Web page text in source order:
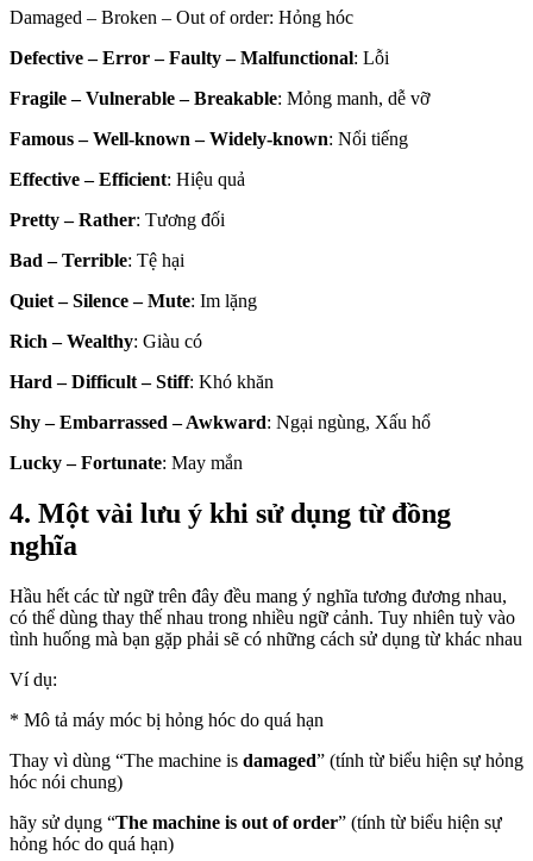
Damaged – Broken – Out of order: Hỏng hóc
Defective – Error – Faulty – Malfunctional: Lỗi
Fragile – Vulnerable – Breakable: Mỏng manh, dễ vỡ
Famous – Well-known – Widely-known: Nổi tiếng
Effective – Efficient: Hiệu quả
Pretty – Rather: Tương đối
Bad – Terrible: Tệ hại
Quiet – Silence – Mute: Im lặng
Rich – Wealthy: Giàu có
Hard – Difficult – Stiff: Khó khăn
Shy – Embarrassed – Awkward: Ngại ngùng, Xấu hổ
Lucky – Fortunate: May mắn
4. Một vài lưu ý khi sử dụng từ đồng
nghĩa
Hầu hết các từ ngữ trên đây đều mang ý nghĩa tương đương nhau,
có thể dùng thay thế nhau trong nhiều ngữ cảnh. Tuy nhiên tuỳ vào
tình huống mà bạn gặp phải sẽ có những cách sử dụng từ khác nhau
Ví dụ:
* Mô tả máy móc bị hỏng hóc do quá hạn
Thay vì dùng “The machine is damaged” (tính từ biểu hiện sự hỏng
hóc nói chung)
hãy sử dụng “The machine is out of order” (tính từ biểu hiện sự
hỏng hóc do quá hạn)